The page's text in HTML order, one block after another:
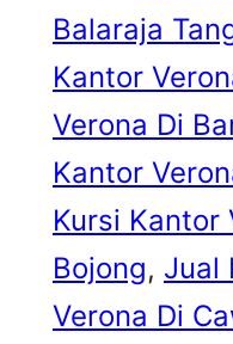
Balaraja
Kantor
Verona Di
Kantor
Kursi Kantor
Bojong, Jual
Verona Di